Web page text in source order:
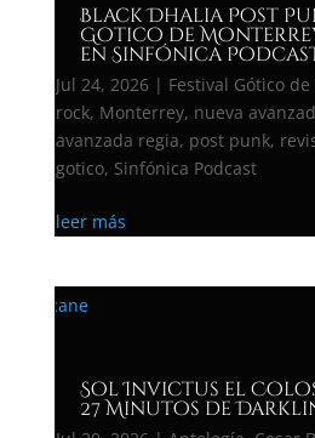
Black Dhalia Post
Gotico de
en Sinfónica Podcast
Jul 24, 2026| Festival Gótico
rock, Monterrey, nueva
avanzada regia, post punk,
gotico, Sinfónica Podcast
leer más
Sol Invictus el
27 Minutos de